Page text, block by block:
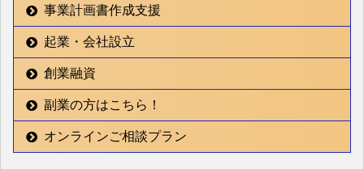
事業計画書作成支援
起業・会社設立
創業融資
副業の方はこちら！
オンラインご相談プラン